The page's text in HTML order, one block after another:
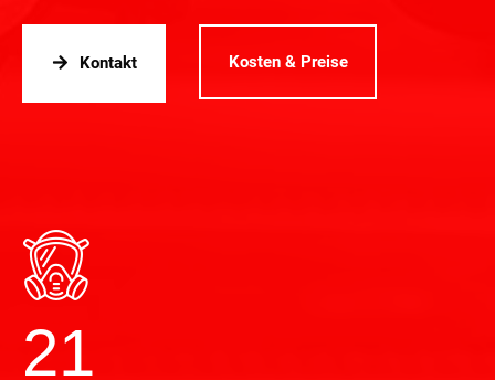
Kontakt Kosten & Preise
22